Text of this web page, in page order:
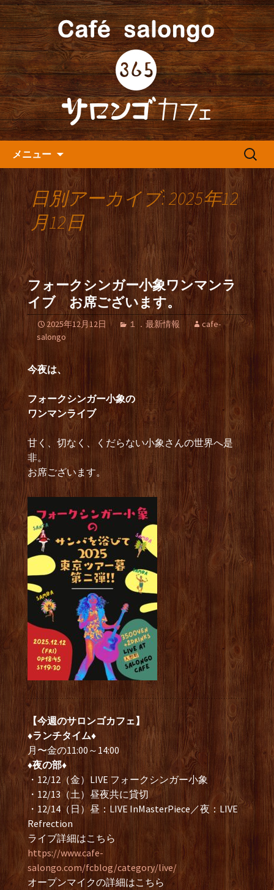
人形町の『365(サロンゴ)カフ
ェ』よりお知らせ
人形町の音楽カフェ『365カフェ』より
最新情報をお届けします。
メニュー
検
日別アーカイブ: 2025年12
月12日
フォークシンガー小象ワンマンラ
イブ お席ございます。
2025年12月12日 １．最新情報
cafe-
salongo
今夜は、
フォークシンガー小象の
ワンマンライブ
甘く、切なく、くだらない小象さんの世界へ是
非。
お席ございます。
【今週のサロンゴカフェ】
♦ランチタイム♦
月〜金の11:00～14:00
♦夜の部♦
・12/12（金）LIVE フォークシンガー小象
・12/13（土）昼夜共に貸切
・12/14（日）昼：LIVE InMasterPiece／夜：LIVE
Refrection
ライブ詳細はこちら
https://www.cafe-
salongo.com/fcblog/category/live/
オープンマイクの詳細はこちら